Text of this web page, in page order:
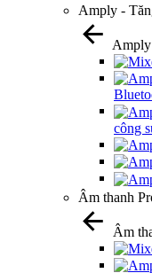
Amply -
công
Âm thanh
Âm